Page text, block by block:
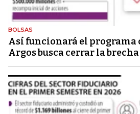
BOLSAS
Así funcionará el programa
Argos busca cerrar la